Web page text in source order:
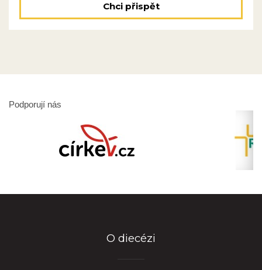
Chci přispět
Podporují nás
O diecézi